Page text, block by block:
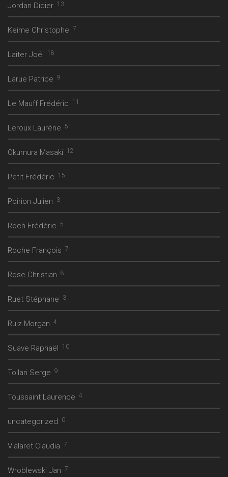
Jordan Didier 13
Keime Christophe 7
Laiter Joël 18
Larue Patrice 9
Le Mauff Frédéric 11
Leroux Laurène 5
Okumura Masaki 12
Petit Frédéric 15
Poirion Julien 3
Roch Frédéric 5
Roche François 7
Rose Christian 8
Ruet Stéphane 3
Ruiz Morgan 4
Suave Raphaël 10
Tollari Serge 9
Toussaint Laurence 4
uncategorized 0
Vialaret Claudia 7
Wroblewski Jan 7